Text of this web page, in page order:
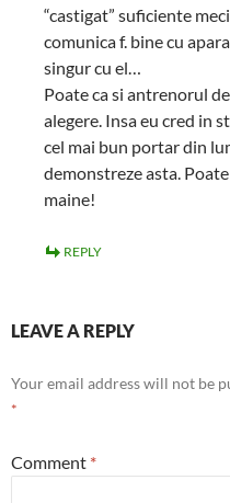
“castigat” suficiente
comunica f. bine cu
singur cu el…
Poate ca si antrenorul
alegere. Insa eu cred in
cel mai bun portar din
demonstreze asta.
maine!
REPLY
LEAVE A REPLY
Your email address will not be
*
Comment *